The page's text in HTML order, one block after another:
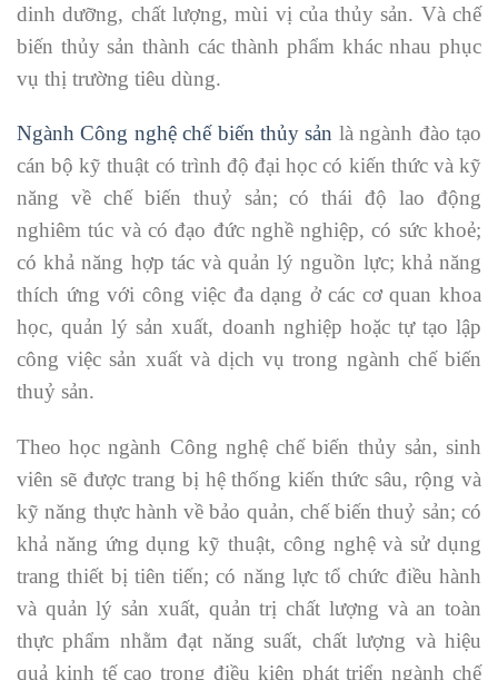
dinh dưỡng, chất lượng, mùi vị của thủy sản. Và chế
biến thủy sản thành các thành phẩm khác nhau phục
vụ thị trường tiêu dùng.
Ngành Công nghệ chế biến thủy sản là ngành đào tạo
cán bộ kỹ thuật có trình độ đại học có kiến thức và kỹ
năng về chế biến thuỷ sản; có thái độ lao động
nghiêm túc và có đạo đức nghề nghiệp, có sức khoẻ;
có khả năng hợp tác và quản lý nguồn lực; khả năng
thích ứng với công việc đa dạng ở các cơ quan khoa
học, quản lý sản xuất, doanh nghiệp hoặc tự tạo lập
công việc sản xuất và dịch vụ trong ngành chế biến
thuỷ sản.
Theo học ngành Công nghệ chế biến thủy sản, sinh
viên sẽ được trang bị hệ thống kiến thức sâu, rộng và
kỹ năng thực hành về bảo quản, chế biến thuỷ sản; có
khả năng ứng dụng kỹ thuật, công nghệ và sử dụng
trang thiết bị tiên tiến; có năng lực tổ chức điều hành
và quản lý sản xuất, quản trị chất lượng và an toàn
thực phẩm nhằm đạt năng suất, chất lượng và hiệu
quả kinh tế cao trong điều kiện phát triển ngành chế